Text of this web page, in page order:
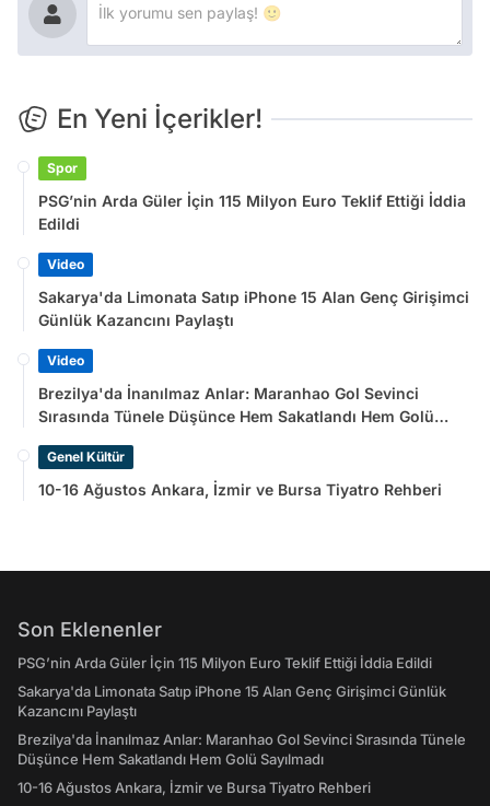
En Yeni İçerikler!
Spor
PSG’nin Arda Güler İçin 115 Milyon Euro Teklif Ettiği İddia
Edildi
Video
Sakarya'da Limonata Satıp iPhone 15 Alan Genç Girişimci
Günlük Kazancını Paylaştı
Video
Brezilya'da İnanılmaz Anlar: Maranhao Gol Sevinci
Sırasında Tünele Düşünce Hem Sakatlandı Hem Golü
Genel Kültür
10-16 Ağustos Ankara, İzmir ve Bursa Tiyatro Rehberi
Son Eklenenler
PSG’nin Arda Güler İçin 115 Milyon Euro Teklif Ettiği İddia Edildi
Sakarya'da Limonata Satıp iPhone 15 Alan Genç Girişimci Günlük
Kazancını Paylaştı
Brezilya'da İnanılmaz Anlar: Maranhao Gol Sevinci Sırasında Tünele
Düşünce Hem Sakatlandı Hem Golü Sayılmadı
10-16 Ağustos Ankara, İzmir ve Bursa Tiyatro Rehberi